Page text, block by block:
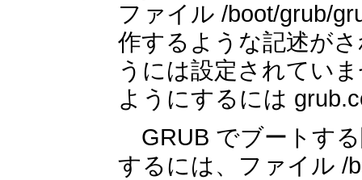
ファイル /boot/grub/
作するような記述が
うには設定されてい
ようにするには
GRUB でブートす
するには、ファイル /